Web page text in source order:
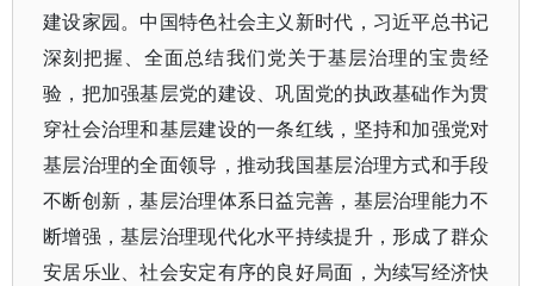
建设家园。中国特色社会主义新时代，习近平总书记
深刻把握、全面总结我们党关于基层治理的宝贵经
验，把加强基层党的建设、巩固党的执政基础作为贯
穿社会治理和基层建设的一条红线，坚持和加强党对
基层治理的全面领导，推动我国基层治理方式和手段
不断创新，基层治理体系日益完善，基层治理能力不
断增强，基层治理现代化水平持续提升，形成了群众
安居乐业、社会安定有序的良好局面，为续写经济快